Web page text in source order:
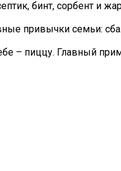
бинт, сорбент и
привычки семьи:
– пиццу. Главный